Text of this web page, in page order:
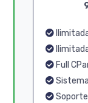
Full
Soporte